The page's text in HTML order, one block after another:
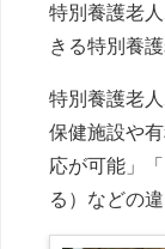
特別養護老
きる特別養
特別養護老
保健施設や
応が可能」
る）などの